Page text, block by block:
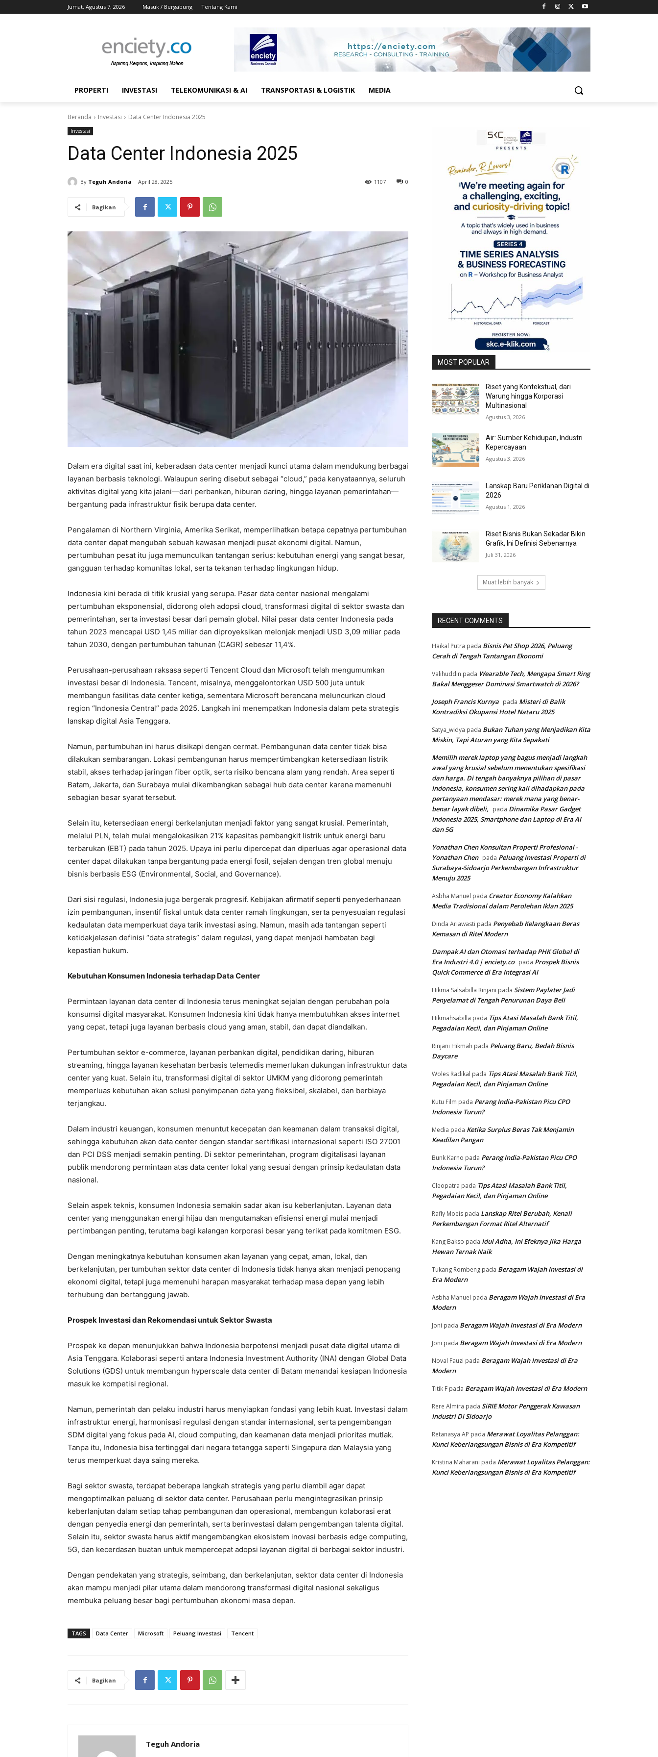
Jumat, Agustus 7, 2026 Masuk / Bergabung Tentang Kami
PROPERTI INVESTASI TELEKOMUNIKASI & AI TRANSPORTASI & LOGISTIK MEDIA
Beranda Investasi Data Center Indonesia 2025
Investasi
Data Center Indonesia 2025
By Teguh Andoria April 28, 2025 0
1107
Bagikan
Dalam era digital saat ini, keberadaan data center menjadi kunci utama dalam mendukung berbagai
layanan berbasis teknologi. Walaupun sering disebut sebagai “cloud,” pada kenyataannya, seluruh
aktivitas digital yang kita jalani—dari perbankan, hiburan daring, hingga layanan pemerintahan—
bergantung pada infrastruktur fisik berupa data center.
Pengalaman di Northern Virginia, Amerika Serikat, memperlihatkan betapa cepatnya pertumbuhan
data center dapat mengubah sebuah kawasan menjadi pusat ekonomi digital. Namun,
pertumbuhan pesat itu juga memunculkan tantangan serius: kebutuhan energi yang sangat besar,
gangguan terhadap komunitas lokal, serta tekanan terhadap lingkungan hidup.
Indonesia kini berada di titik krusial yang serupa. Pasar data center nasional mengalami
pertumbuhan eksponensial, didorong oleh adopsi cloud, transformasi digital di sektor swasta dan
pemerintahan, serta investasi besar dari pemain global. Nilai pasar data center Indonesia pada
tahun 2023 mencapai USD 1,45 miliar dan diproyeksikan melonjak menjadi USD 3,09 miliar pada
tahun 2030, dengan pertumbuhan tahunan (CAGR) sebesar 11,4%.
Perusahaan-perusahaan raksasa seperti Tencent Cloud dan Microsoft telah mengumumkan
investasi besar di Indonesia. Tencent, misalnya, menggelontorkan USD 500 juta untuk
membangun fasilitas data center ketiga, sementara Microsoft berencana meluncurkan cloud
region “Indonesia Central” pada 2025. Langkah ini menempatkan Indonesia dalam peta strategis
lanskap digital Asia Tenggara.
Namun, pertumbuhan ini harus disikapi dengan cermat. Pembangunan data center tidak bisa
dilakukan sembarangan. Lokasi pembangunan harus mempertimbangkan ketersediaan listrik
stabil, akses terhadap jaringan fiber optik, serta risiko bencana alam yang rendah. Area seperti
Batam, Jakarta, dan Surabaya mulai dikembangkan sebagai hub data center karena memenuhi
sebagian besar syarat tersebut.
Selain itu, ketersediaan energi berkelanjutan menjadi faktor yang sangat krusial. Pemerintah,
melalui PLN, telah mulai mengalokasikan 21% kapasitas pembangkit listrik untuk energi baru
terbarukan (EBT) pada tahun 2025. Upaya ini perlu dipercepat dan diperluas agar operasional data
center dapat dilakukan tanpa bergantung pada energi fosil, sejalan dengan tren global menuju
bisnis berbasis ESG (Environmental, Social, and Governance).
Dari sisi regulasi, Indonesia juga bergerak progresif. Kebijakan afirmatif seperti penyederhanaan
izin pembangunan, insentif fiskal untuk data center ramah lingkungan, serta penyesuaian regulasi
kedaulatan data memperkuat daya tarik investasi asing. Namun, masih ada tantangan seperti
ketidakjelasan definisi “data strategis” dalam regulasi, yang dapat menjadi hambatan bagi
kepastian hukum.
Kebutuhan Konsumen Indonesia terhadap Data Center
Permintaan layanan data center di Indonesia terus meningkat sejalan dengan perubahan pola
konsumsi digital masyarakat. Konsumen Indonesia kini tidak hanya membutuhkan akses internet
yang cepat, tetapi juga layanan berbasis cloud yang aman, stabil, dan dapat diandalkan.
Pertumbuhan sektor e-commerce, layanan perbankan digital, pendidikan daring, hiburan
streaming, hingga layanan kesehatan berbasis telemedis memerlukan dukungan infrastruktur data
center yang kuat. Selain itu, transformasi digital di sektor UMKM yang didorong pemerintah
memperluas kebutuhan akan solusi penyimpanan data yang fleksibel, skalabel, dan berbiaya
terjangkau.
Dalam industri keuangan, konsumen menuntut kecepatan dan keamanan dalam transaksi digital,
sehingga kebutuhan akan data center dengan standar sertifikasi internasional seperti ISO 27001
dan PCI DSS menjadi semakin penting. Di sektor pemerintahan, program digitalisasi layanan
publik mendorong permintaan atas data center lokal yang sesuai dengan prinsip kedaulatan data
nasional.
Selain aspek teknis, konsumen Indonesia semakin sadar akan isu keberlanjutan. Layanan data
center yang menggunakan energi hijau dan mengutamakan efisiensi energi mulai menjadi
pertimbangan penting, terutama bagi kalangan korporasi besar yang terikat pada komitmen ESG.
Dengan meningkatnya kebutuhan konsumen akan layanan yang cepat, aman, lokal, dan
berkelanjutan, pertumbuhan sektor data center di Indonesia tidak hanya akan menjadi penopang
ekonomi digital, tetapi juga memenuhi harapan masyarakat terhadap masa depan yang lebih
terhubung dan bertanggung jawab.
Prospek Investasi dan Rekomendasi untuk Sektor Swasta
Prospek ke depan menunjukkan bahwa Indonesia berpotensi menjadi pusat data digital utama di
Asia Tenggara. Kolaborasi seperti antara Indonesia Investment Authority (INA) dengan Global Data
Solutions (GDS) untuk membangun hyperscale data center di Batam menandai kesiapan Indonesia
masuk ke kompetisi regional.
Namun, pemerintah dan pelaku industri harus menyiapkan fondasi yang lebih kuat. Investasi dalam
infrastruktur energi, harmonisasi regulasi dengan standar internasional, serta pengembangan
SDM digital yang fokus pada AI, cloud computing, dan keamanan data menjadi prioritas mutlak.
Tanpa itu, Indonesia bisa tertinggal dari negara tetangga seperti Singapura dan Malaysia yang
terus memperkuat daya saing mereka.
Bagi sektor swasta, terdapat beberapa langkah strategis yang perlu diambil agar dapat
mengoptimalkan peluang di sektor data center. Perusahaan perlu mengintegrasikan prinsip
keberlanjutan dalam setiap tahap pembangunan dan operasional, membangun kolaborasi erat
dengan penyedia energi dan pemerintah, serta berinvestasi dalam pengembangan talenta digital.
Selain itu, sektor swasta harus aktif mengembangkan ekosistem inovasi berbasis edge computing,
5G, dan kecerdasan buatan untuk mempercepat adopsi layanan digital di berbagai sektor industri.
Dengan pendekatan yang strategis, seimbang, dan berkelanjutan, sektor data center di Indonesia
akan mampu menjadi pilar utama dalam mendorong transformasi digital nasional sekaligus
membuka peluang besar bagi pertumbuhan ekonomi masa depan.
TAGS Data Center Microsoft Peluang Investasi Tencent
Bagikan
Teguh Andoria
MOST POPULAR
Riset yang Kontekstual, dari
Warung hingga Korporasi
Multinasional
Agustus 3, 2026
Air: Sumber Kehidupan, Industri
Kepercayaan
Agustus 3, 2026
Lanskap Baru Periklanan Digital di
2026
Agustus 1, 2026
Riset Bisnis Bukan Sekadar Bikin
Grafik, Ini Definisi Sebenarnya
Juli 31, 2026
Muat lebih banyak
RECENT COMMENTS
Haikal Putra pada Bisnis Pet Shop 2026, Peluang
Cerah di Tengah Tantangan Ekonomi
Valihuddin pada Wearable Tech, Mengapa Smart Ring
Bakal Menggeser Dominasi Smartwatch di 2026?
Joseph Francis Kurnya pada Misteri di Balik
Kontradiksi Okupansi Hotel Nataru 2025
Satya_widya pada Bukan Tuhan yang Menjadikan Kita
Miskin, Tapi Aturan yang Kita Sepakati
Memilih merek laptop yang bagus menjadi langkah
awal yang krusial sebelum menentukan spesifikasi
dan harga. Di tengah banyaknya pilihan di pasar
Indonesia, konsumen sering kali dihadapkan pada
pertanyaan mendasar: merek mana yang benar-
benar layak dibeli, pada Dinamika Pasar Gadget
Indonesia 2025, Smartphone dan Laptop di Era AI
dan 5G
Yonathan Chen Konsultan Properti Profesional -
Yonathan Chen pada Peluang Investasi Properti di
Surabaya-Sidoarjo Perkembangan Infrastruktur
Menuju 2025
Asbha Manuel pada Creator Economy Kalahkan
Media Tradisional dalam Perolehan Iklan 2025
Dinda Ariawasti pada Penyebab Kelangkaan Beras
Kemasan di Ritel Modern
Dampak AI dan Otomasi terhadap PHK Global di
Era Industri 4.0 | enciety.co pada Prospek Bisnis
Quick Commerce di Era Integrasi AI
Hikma Salsabilla Rinjani pada Sistem Paylater Jadi
Penyelamat di Tengah Penurunan Daya Beli
Hikmahsabilla pada Tips Atasi Masalah Bank Titil,
Pegadaian Kecil, dan Pinjaman Online
Rinjani Hikmah pada Peluang Baru, Bedah Bisnis
Daycare
Woles Radikal pada Tips Atasi Masalah Bank Titil,
Pegadaian Kecil, dan Pinjaman Online
Kutu Film pada Perang India-Pakistan Picu CPO
Indonesia Turun?
Media pada Ketika Surplus Beras Tak Menjamin
Keadilan Pangan
Bunk Karno pada Perang India-Pakistan Picu CPO
Indonesia Turun?
Cleopatra pada Tips Atasi Masalah Bank Titil,
Pegadaian Kecil, dan Pinjaman Online
Rafly Moeis pada Lanskap Ritel Berubah, Kenali
Perkembangan Format Ritel Alternatif
Kang Bakso pada Idul Adha, Ini Efeknya Jika Harga
Hewan Ternak Naik
Tukang Rombeng pada Beragam Wajah Investasi di
Era Modern
Asbha Manuel pada Beragam Wajah Investasi di Era
Modern
Joni pada Beragam Wajah Investasi di Era Modern
Joni pada Beragam Wajah Investasi di Era Modern
Noval Fauzi pada Beragam Wajah Investasi di Era
Modern
Titik F pada Beragam Wajah Investasi di Era Modern
Rere Almira pada SiRIE Motor Penggerak Kawasan
Industri Di Sidoarjo
Retanasya AP pada Merawat Loyalitas Pelanggan:
Kunci Keberlangsungan Bisnis di Era Kompetitif
Kristina Maharani pada Merawat Loyalitas Pelanggan:
Kunci Keberlangsungan Bisnis di Era Kompetitif